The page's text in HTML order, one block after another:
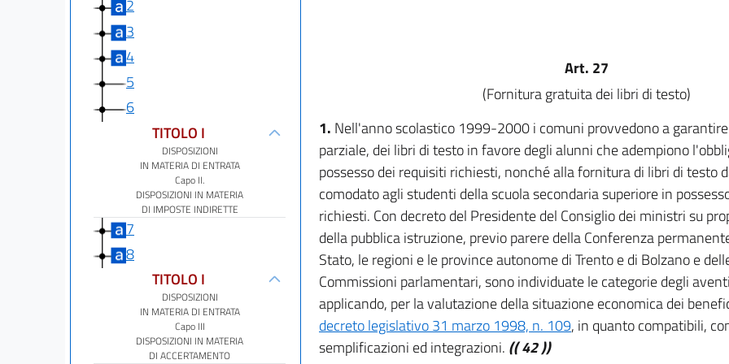
2
3
4
5
6
TITOLO I
DISPOSIZIONI
IN MATERIA DI ENTRATA
Capo II.
DISPOSIZIONI IN MATERIA
DI IMPOSTE INDIRETTE
7
8
TITOLO I
DISPOSIZIONI
IN MATERIA DI ENTRATA
Capo III
DISPOSIZIONI IN MATERIA
DI ACCERTAMENTO
Art. 27
(Fornitura gratuita dei libri di testo)
1. Nell'anno scolastico 1999-2000 i comuni provvedono a
parziale, dei libri di testo in favore degli alunni che adempiono
possesso dei requisiti richiesti, nonché alla fornitura di libri di testo
comodato agli studenti della scuola secondaria superiore in
richiesti. Con decreto del Presidente del Consiglio dei ministri su
della pubblica istruzione, previo parere della Conferenza
Stato, le regioni e le province autonome di Trento e di Bolzano e
Commissioni parlamentari, sono individuate le categorie degli
applicando, per la valutazione della situazione economica dei
decreto legislativo 31 marzo 1998, n. 109, in quanto compatibili,
semplificazioni ed integrazioni. (( 42 ))